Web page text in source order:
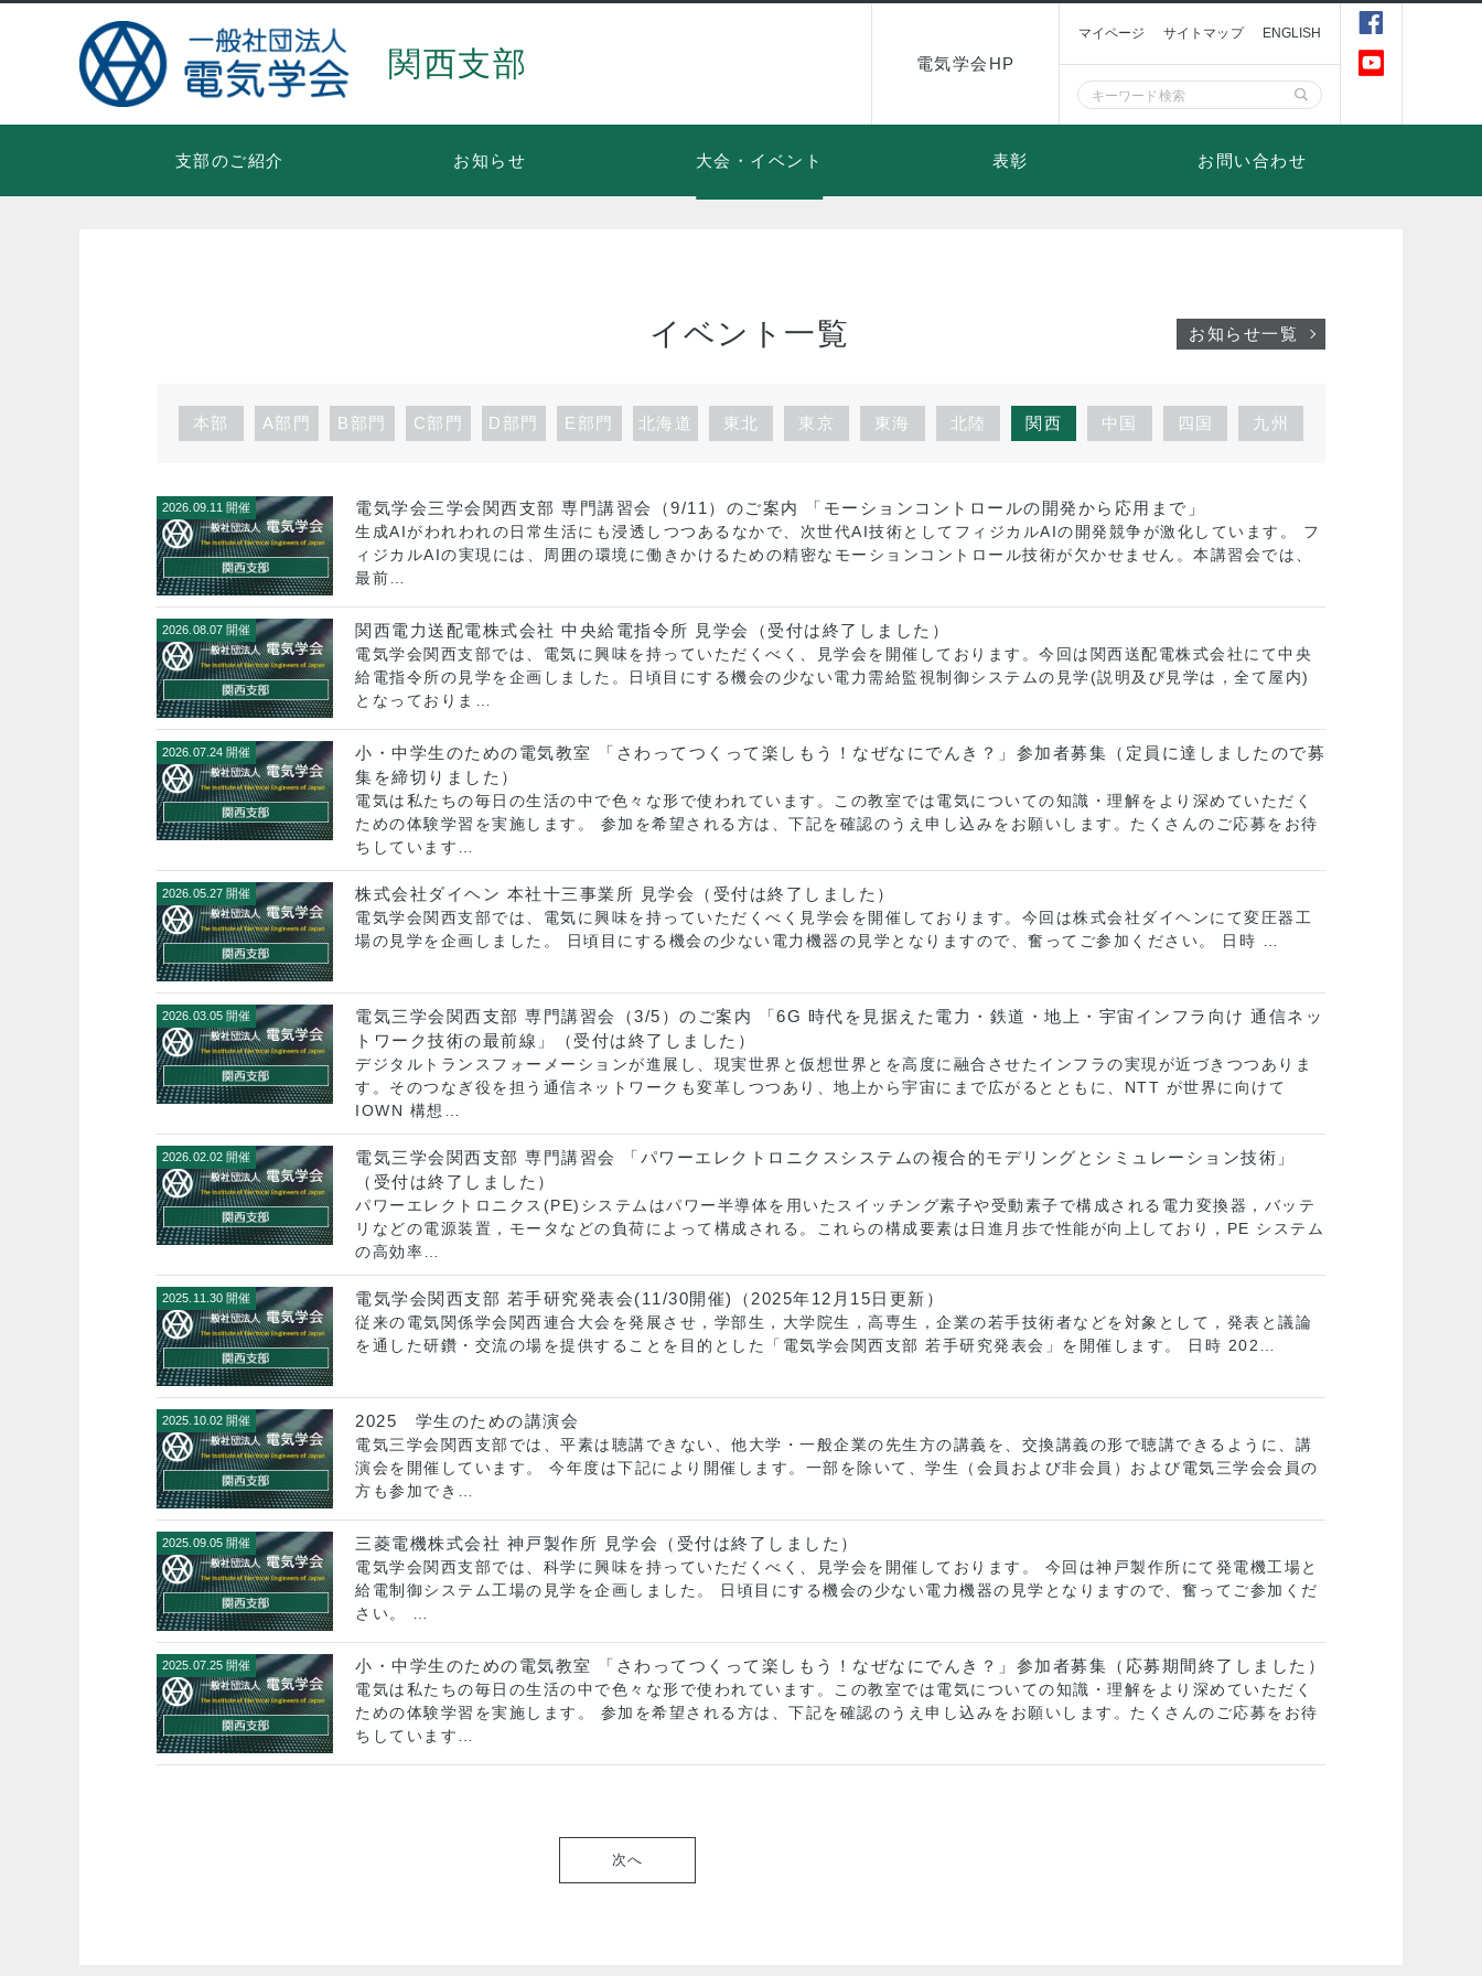
関西支部 電気学会HP
マイページ サイトマップ ENGLISH
支部のご紹介 お知らせ 大会・イベント 表彰 お問い合わせ
イベント一覧 お知らせ一覧
本部 A部門 B部門 C部門 D部門 E部門 北海道 東北 東京 東海 北陸 関西 中国 四国 九州
2026.09.11 開催 電気学会三学会関西支部 専門講習会（9/11）のご案内 「モーションコントロールの開発から応用まで」
生成AIがわれわれの日常生活にも浸透しつつあるなかで、次世代AI技術としてフィジカルAIの開発競争が激化しています。 フ
ィジカルAIの実現には、周囲の環境に働きかけるための精密なモーションコントロール技術が欠かせません。本講習会では、
最前…
2026.08.07 開催 関西電力送配電株式会社 中央給電指令所 見学会（受付は終了しました）
電気学会関西支部では、電気に興味を持っていただくべく、見学会を開催しております。今回は関西送配電株式会社にて中央
給電指令所の見学を企画しました。日頃目にする機会の少ない電力需給監視制御システムの見学(説明及び見学は，全て屋内)
となっておりま…
2026.07.24 開催
小・中学生のための電気教室 「さわってつくって楽しもう！なぜなにでんき？」参加者募集（定員に達しましたので募
集を締切りました）
電気は私たちの毎日の生活の中で色々な形で使われています。この教室では電気についての知識・理解をより深めていただく
ための体験学習を実施します。 参加を希望される方は、下記を確認のうえ申し込みをお願いします。たくさんのご応募をお待
ちしています…
2026.05.27 開催 株式会社ダイヘン 本社十三事業所 見学会（受付は終了しました）
電気学会関西支部では、電気に興味を持っていただくべく見学会を開催しております。今回は株式会社ダイヘンにて変圧器工
場の見学を企画しました。 日頃目にする機会の少ない電力機器の見学となりますので、奮ってご参加ください。 日時 …
2026.03.05 開催
電気三学会関西支部 専門講習会（3/5）のご案内 「6G 時代を見据えた電力・鉄道・地上・宇宙インフラ向け 通信ネッ
トワーク技術の最前線」（受付は終了しました）
デジタルトランスフォーメーションが進展し、現実世界と仮想世界とを高度に融合させたインフラの実現が近づきつつありま
す。そのつなぎ役を担う通信ネットワークも変革しつつあり、地上から宇宙にまで広がるとともに、NTT が世界に向けて
IOWN 構想…
2026.02.02 開催
電気三学会関⻄⽀部 専⾨講習会 「パワーエレクトロニクスシステムの複合的モデリングとシミュレーション技術」
（受付は終了しました）
パワーエレクトロニクス(PE)システムはパワー半導体を用いたスイッチング素子や受動素子で構成される電力変換器，バッテ
リなどの電源装置，モータなどの負荷によって構成される。これらの構成要素は日進月歩で性能が向上しており，PE システム
の高効率…
2025.11.30 開催 電気学会関西支部 若手研究発表会(11/30開催)（2025年12月15日更新）
従来の電気関係学会関西連合大会を発展させ，学部生，大学院生，高専生，企業の若手技術者などを対象として，発表と議論
を通した研鑽・交流の場を提供することを目的とした「電気学会関西支部 若手研究発表会」を開催します。 日時 202…
2025.10.02 開催 2025 学生のための講演会
電気三学会関西支部では、平素は聴講できない、他大学・一般企業の先生方の講義を、交換講義の形で聴講できるように、講
演会を開催しています。 今年度は下記により開催します。一部を除いて、学生（会員および非会員）および電気三学会会員の
方も参加でき…
2025.09.05 開催 三菱電機株式会社 神戸製作所 見学会（受付は終了しました）
電気学会関西支部では、科学に興味を持っていただくべく、見学会を開催しております。 今回は神戸製作所にて発電機工場と
給電制御システム工場の見学を企画しました。 日頃目にする機会の少ない電力機器の見学となりますので、奮ってご参加くだ
さい。 …
2025.07.25 開催 小・中学生のための電気教室 「さわってつくって楽しもう！なぜなにでんき？」参加者募集（応募期間終了しました）
電気は私たちの毎日の生活の中で色々な形で使われています。この教室では電気についての知識・理解をより深めていただく
ための体験学習を実施します。 参加を希望される方は、下記を確認のうえ申し込みをお願いします。たくさんのご応募をお待
ちしています…
次へ